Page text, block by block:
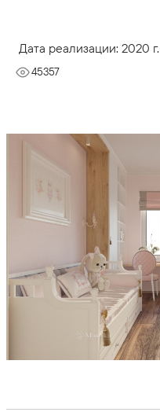
Дата реализации: 2020 г.
45357